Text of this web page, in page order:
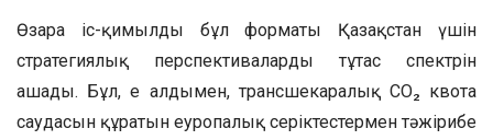
Өзара іс-қимылдың бұл форматы Қазақстан үшін
стратегиялық перспективалардың тұтас спектрін
ашады. Бұл, ең алдымен, трансшекаралық CO₂ квота
саудасын құратын еуропалық серіктестермен тәжірибе